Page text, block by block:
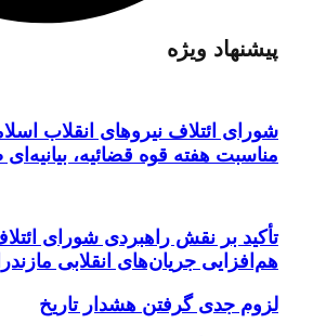
پیشنهاد ویژه
شورای ائتلاف نیروهای انقلاب اسلامی
مناسبت هفته قوه قضائیه، بیانیه‌ای
تأکید بر نقش راهبردی شورای ائتلاف
هم‌افزایی جریان‌های انقلابی مازندران
لزوم جدی گرفتن هشدار تاریخ